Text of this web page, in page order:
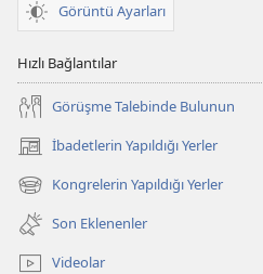
Görüntü Ayarları
Hızlı Bağlantılar
Görüşme Talebinde Bulunun
İbadetlerin Yapıldığı Yerler
(yeni
pencere
açar)
Kongrelerin Yapıldığı Yerler
(yeni
pencere
açar)
Son Eklenenler
Videolar